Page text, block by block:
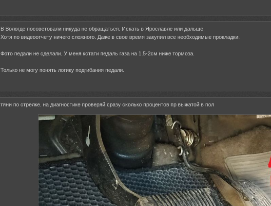
В Вологде посоветовали никуда не обращаться. Искать в Ярославле или дальше.
Хотя по видеоотчету ничего сложного. Даже в свое время закупил все необходимые прокладки.
Фото педали не сделали. У меня кстати педаль газа на 1,5-2см ниже тормоза.
Только не могу понять логику подгибания педали.
тяни по стрелке. на диагностике проверяй сразу сколько процентов пр выжатой в пол